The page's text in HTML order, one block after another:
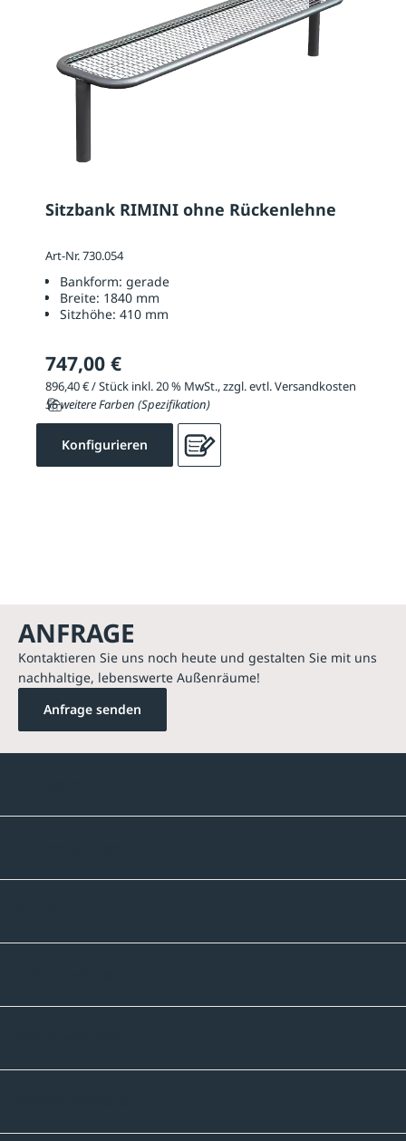
Sitzbank RIMINI ohne Rückenlehne
Art-Nr. 730.054
Bankform: gerade
Breite: 1840 mm
Sitzhöhe: 410 mm
747,00 €
896,40 € / Stück inkl. 20 % MwSt., zzgl. evtl. Versandkosten
56 weitere Farben (Spezifikation)
Konfigurieren
ANFRAGE
Kontaktieren Sie uns noch heute und gestalten Sie mit uns
nachhaltige, lebenswerte Außenräume!
Anfrage senden